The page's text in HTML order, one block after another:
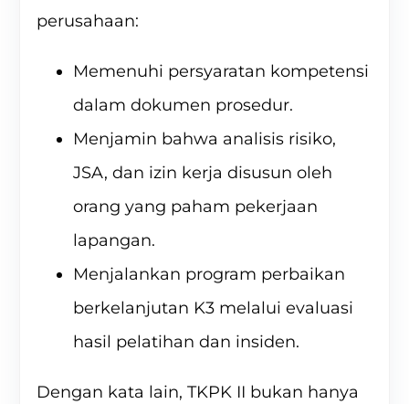
perusahaan:
Memenuhi persyaratan kompetensi
dalam dokumen prosedur.
Menjamin bahwa analisis risiko,
JSA, dan izin kerja disusun oleh
orang yang paham pekerjaan
lapangan.
Menjalankan program perbaikan
berkelanjutan K3 melalui evaluasi
hasil pelatihan dan insiden.
Dengan kata lain, TKPK II bukan hanya